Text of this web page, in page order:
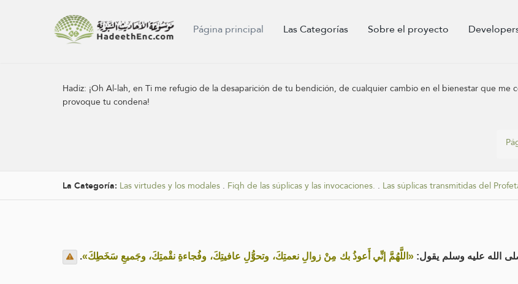
Página principal Las Categorías Sobre el proyecto
Hadiz: ¡Oh Al-lah, en Ti me refugio de la desaparición de tu bendición, de cualquier cambio en el bienestar que
provoque tu condena!
La Categoría: Las virtudes y los modales . Fiqh de las súplicas y las invocaciones. . Las súplicas transmitidas del
الله عليه وسلم يقول:«اللَّهُمَّ إنِّي أَعوذُ بك مِنْ زوالِ نعمتِكَ، وتحوُّلِ عافيتِكَ، وفُجاءةِ نقْمتِكَ، وجَميعِ سَخَطِكَ».